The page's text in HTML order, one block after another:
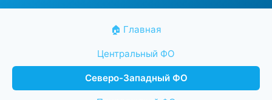
🏠 Главная
Центральный ФО
Северо-Западный ФО